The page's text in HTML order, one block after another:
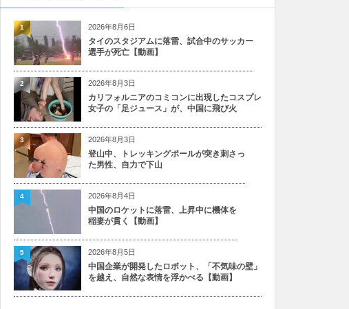
2026年8月6日
タイのスタジアムに落雷、試合中のサッカー
選手が死亡【動画】
1
2026年8月3日
カリフォルニアのコミコンに出現したコスプレ
女子の「足ジュース」が、中国に飛び火
2
2026年8月3日
登山中、トレッキングポールが突き刺さっ
た男性、自力で下山
3
2026年8月4日
中国のロケットに落雷、上昇中に機体を
稲妻が貫く【動画】
4
2026年8月5日
中国企業が開発したロボット、「不気味の壁」
を越え、自然な表情を浮かべる【動画】
5